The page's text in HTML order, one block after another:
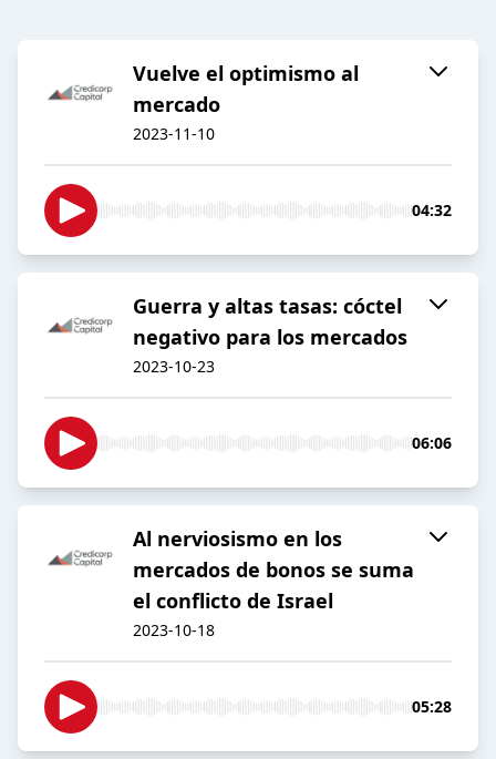
Vuelve el optimismo al
mercado
2023-11-10
04:32
Guerra y altas tasas: cóctel
negativo para los mercados
2023-10-23
06:06
Al nerviosismo en los
mercados de bonos se suma
el conflicto de Israel
2023-10-18
05:28